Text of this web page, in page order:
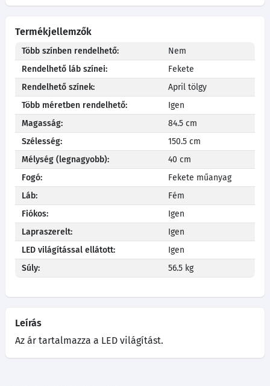
Termékjellemzők
Több színben rendelhető:
Nem
Rendelhető láb színei:
Fekete
Rendelhető színek:
April tölgy
Több méretben rendelhető:
Igen
Magasság:
84.5 cm
Szélesség:
150.5 cm
Mélység (legnagyobb):
40 cm
Fogó:
Fekete műanyag
Láb:
Fém
Fiókos:
Igen
Lapraszerelt:
Igen
LED világítással ellátott:
Igen
Súly:
56.5 kg
Leírás
Az ár tartalmazza a LED világítást.